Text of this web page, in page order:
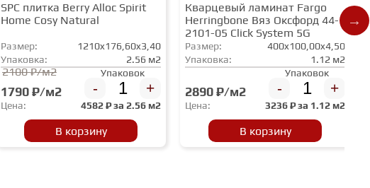
SPC плитка Berry Alloc Spirit
Home Cosy Natural
Размер:
1210x176,60x3,40
Упаковка:
2.56 м2
2100 ₽/м2
1790 ₽/м2
Упаковок
- +
Цена: 4582₽ за 2.56 м2
В корзину
Кварцевый ламинат Fargo
Herringbone Вяз Оксфорд 44-
2101-05 Click System 5G
Размер:
400x100,00x4,50
Упаковка:
1.12 м2
2890 ₽/м2
Упаковок
- +
Цена: 3236₽ за 1.12 м2
В корзину